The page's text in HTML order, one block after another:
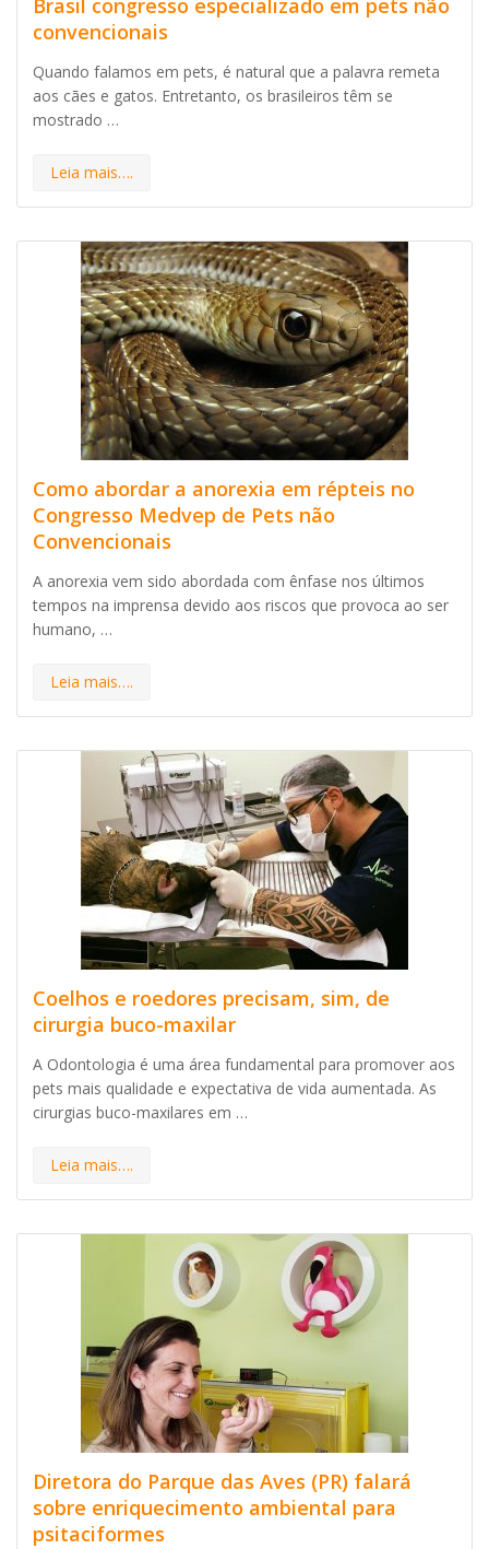
Brasil congresso especializado em pets não
convencionais
Quando falamos em pets, é natural que a palavra remeta
aos cães e gatos. Entretanto, os brasileiros têm se
mostrado …
Leia mais….
Como abordar a anorexia em répteis no
Congresso Medvep de Pets não
Convencionais
A anorexia vem sido abordada com ênfase nos últimos
tempos na imprensa devido aos riscos que provoca ao ser
humano, …
Leia mais….
Coelhos e roedores precisam, sim, de
cirurgia buco-maxilar
A Odontologia é uma área fundamental para promover aos
pets mais qualidade e expectativa de vida aumentada. As
cirurgias buco-maxilares em …
Leia mais….
Diretora do Parque das Aves (PR) falará
sobre enriquecimento ambiental para
psitaciformes